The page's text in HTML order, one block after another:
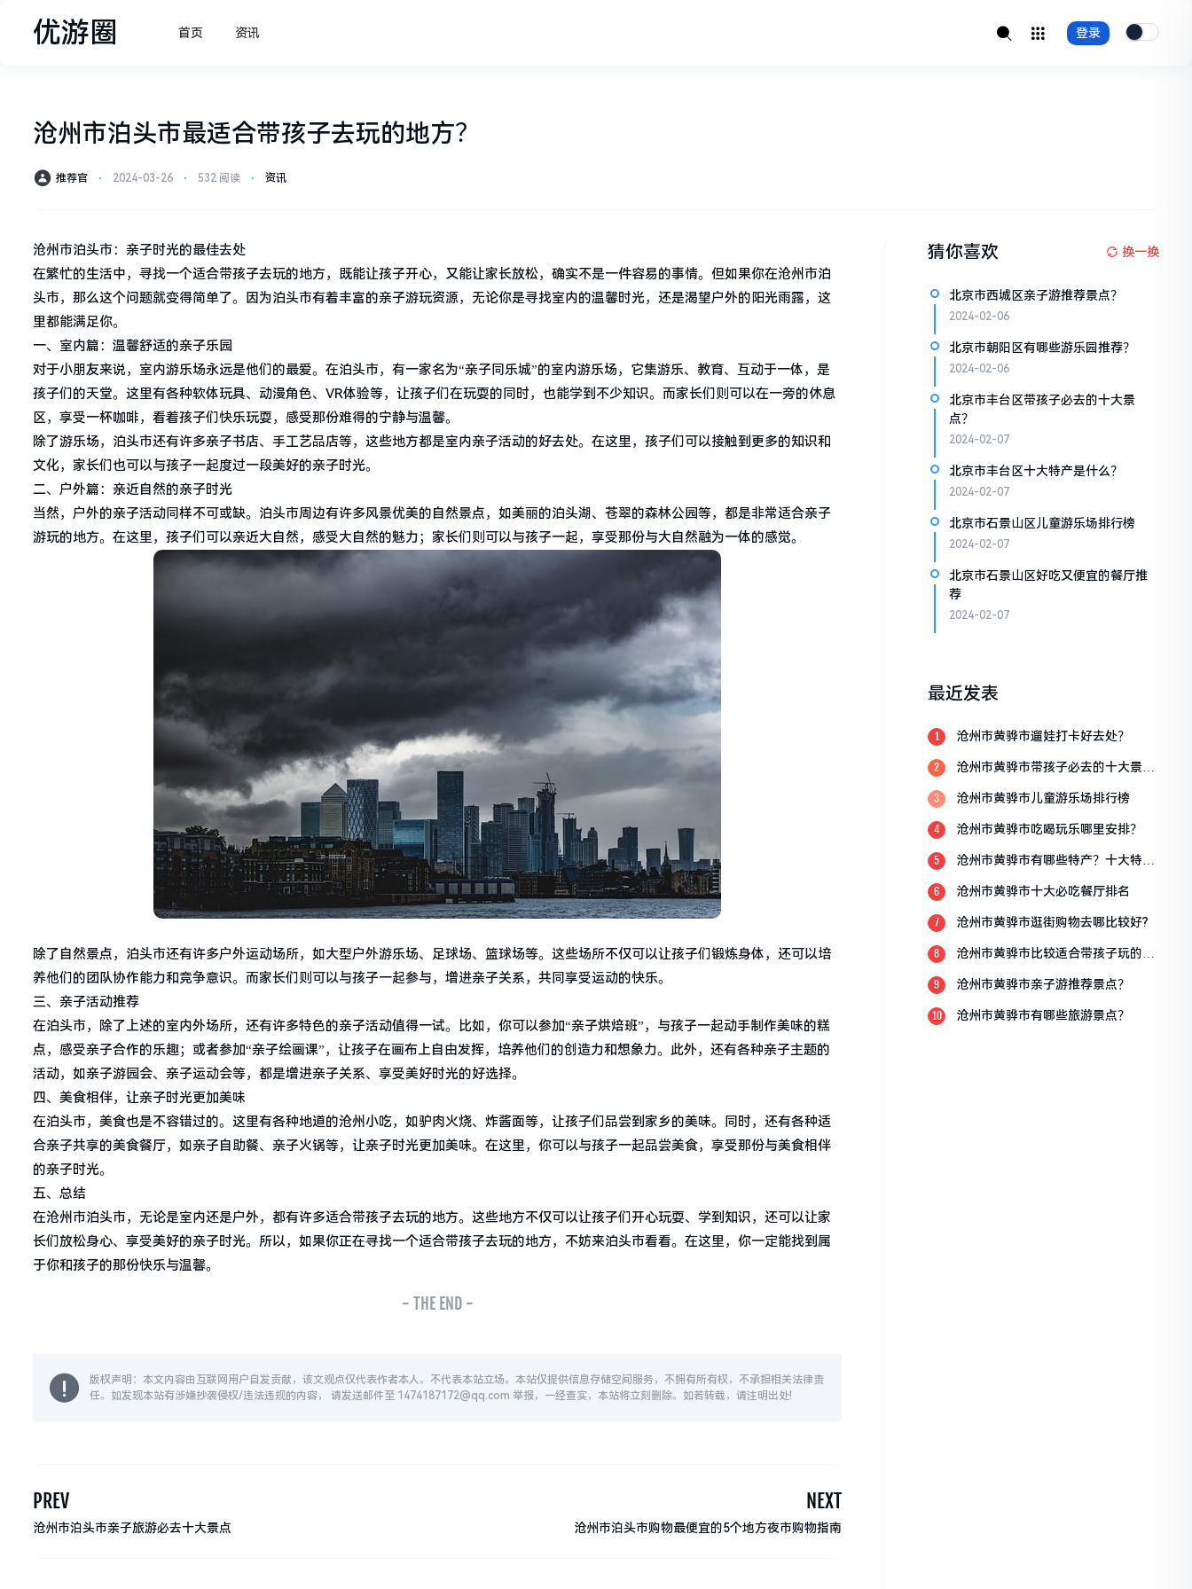
优游圈 首页 资讯 登录
沧州市泊头市最适合带孩子去玩的地方？
推荐官 ⋅ 2024-03-26 ⋅ 532 阅读 ⋅ 资讯
沧州市泊头市：亲子时光的最佳去处
在繁忙的生活中，寻找一个适合带孩子去玩的地方，既能让孩子开心，又能让家长放松，确实不是一件容易的事情。但如果你在沧州市泊
头市，那么这个问题就变得简单了。因为泊头市有着丰富的亲子游玩资源，无论你是寻找室内的温馨时光，还是渴望户外的阳光雨露，这
里都能满足你。
一、室内篇：温馨舒适的亲子乐园
对于小朋友来说，室内游乐场永远是他们的最爱。在泊头市，有一家名为“亲子同乐城”的室内游乐场，它集游乐、教育、互动于一体，是
孩子们的天堂。这里有各种软体玩具、动漫角色、VR体验等，让孩子们在玩耍的同时，也能学到不少知识。而家长们则可以在一旁的休息
区，享受一杯咖啡，看着孩子们快乐玩耍，感受那份难得的宁静与温馨。
除了游乐场，泊头市还有许多亲子书店、手工艺品店等，这些地方都是室内亲子活动的好去处。在这里，孩子们可以接触到更多的知识和
文化，家长们也可以与孩子一起度过一段美好的亲子时光。
二、户外篇：亲近自然的亲子时光
当然，户外的亲子活动同样不可或缺。泊头市周边有许多风景优美的自然景点，如美丽的泊头湖、苍翠的森林公园等，都是非常适合亲子
游玩的地方。在这里，孩子们可以亲近大自然，感受大自然的魅力；家长们则可以与孩子一起，享受那份与大自然融为一体的感觉。
除了自然景点，泊头市还有许多户外运动场所，如大型户外游乐场、足球场、篮球场等。这些场所不仅可以让孩子们锻炼身体，还可以培
养他们的团队协作能力和竞争意识。而家长们则可以与孩子一起参与，增进亲子关系，共同享受运动的快乐。
三、亲子活动推荐
在泊头市，除了上述的室内外场所，还有许多特色的亲子活动值得一试。比如，你可以参加“亲子烘焙班”，与孩子一起动手制作美味的糕
点，感受亲子合作的乐趣；或者参加“亲子绘画课”，让孩子在画布上自由发挥，培养他们的创造力和想象力。此外，还有各种亲子主题的
活动，如亲子游园会、亲子运动会等，都是增进亲子关系、享受美好时光的好选择。
四、美食相伴，让亲子时光更加美味
在泊头市，美食也是不容错过的。这里有各种地道的沧州小吃，如驴肉火烧、炸酱面等，让孩子们品尝到家乡的美味。同时，还有各种适
合亲子共享的美食餐厅，如亲子自助餐、亲子火锅等，让亲子时光更加美味。在这里，你可以与孩子一起品尝美食，享受那份与美食相伴
的亲子时光。
五、总结
在沧州市泊头市，无论是室内还是户外，都有许多适合带孩子去玩的地方。这些地方不仅可以让孩子们开心玩耍、学到知识，还可以让家
长们放松身心、享受美好的亲子时光。所以，如果你正在寻找一个适合带孩子去玩的地方，不妨来泊头市看看。在这里，你一定能找到属
于你和孩子的那份快乐与温馨。
- THE END -
版权声明：本文内容由互联网用户自发贡献，该文观点仅代表作者本人。不代表本站立场。本站仅提供信息存储空间服务，不拥有所有权，不承担相关法律责
任。如发现本站有涉嫌抄袭侵权/违法违规的内容， 请发送邮件至 1474187172@qq.com 举报，一经查实，本站将立刻删除。如若转载，请注明出处!
PREV
沧州市泊头市亲子旅游必去十大景点
NEXT
沧州市泊头市购物最便宜的5个地方夜市购物指南
猜你喜欢 换一换
北京市西城区亲子游推荐景点？
2024-02-06
北京市朝阳区有哪些游乐园推荐？
2024-02-06
北京市丰台区带孩子必去的十大景
点？
2024-02-07
北京市丰台区十大特产是什么？
2024-02-07
北京市石景山区儿童游乐场排行榜
2024-02-07
北京市石景山区好吃又便宜的餐厅推
荐
2024-02-07
最近发表
1 沧州市黄骅市遛娃打卡好去处？
2
沧州市黄骅市带孩子必去的十大景
3 沧州市黄骅市儿童游乐场排行榜
4 沧州市黄骅市吃喝玩乐哪里安排？
5
沧州市黄骅市有哪些特产？十大特产
6 沧州市黄骅市十大必吃餐厅排名
7 沧州市黄骅市逛街购物去哪比较好?
8
沧州市黄骅市比较适合带孩子玩的地
9 沧州市黄骅市亲子游推荐景点？
10 沧州市黄骅市有哪些旅游景点？